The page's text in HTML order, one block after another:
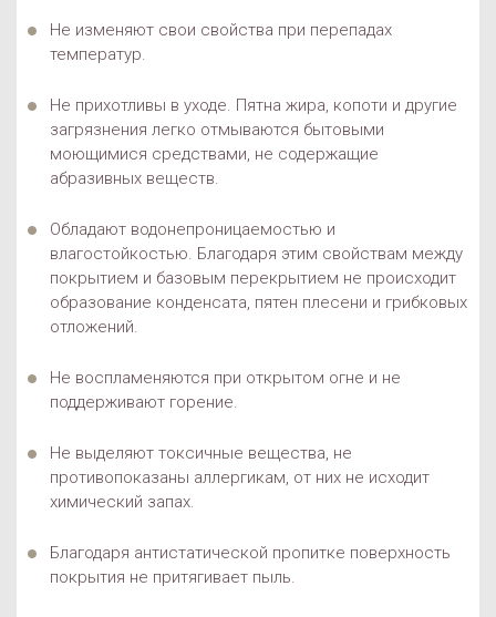
Не изменяют свои свойства при перепадах
температур.
Не прихотливы в уходе. Пятна жира, копоти и другие
загрязнения легко отмываются бытовыми
моющимися средствами, не содержащие
абразивных веществ.
Обладают водонепроницаемостью и
влагостойкостью. Благодаря этим свойствам между
покрытием и базовым перекрытием не происходит
образование конденсата, пятен плесени и грибковых
отложений.
Не воспламеняются при открытом огне и не
поддерживают горение.
Не выделяют токсичные вещества, не
противопоказаны аллергикам, от них не исходит
химический запах.
Благодаря антистатической пропитке поверхность
покрытия не притягивает пыль.